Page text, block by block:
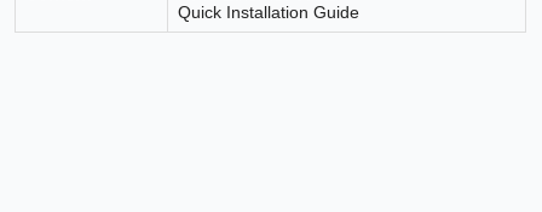
Quick Installation Guide